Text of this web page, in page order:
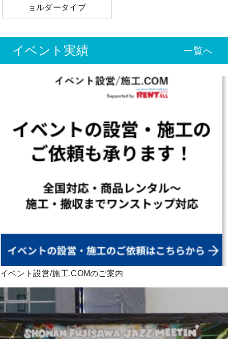
ョルダータイプ
イベント実績 一覧へ
イベント設営/施工.COMのご案内